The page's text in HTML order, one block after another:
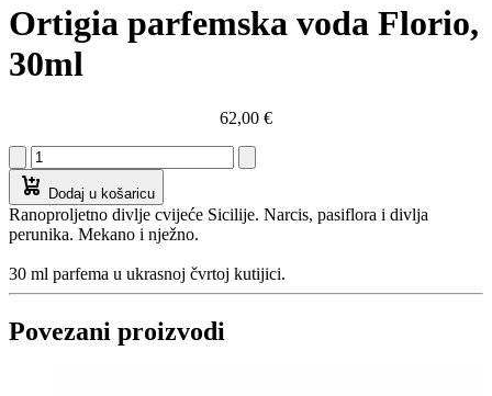
Ortigia parfemska voda Florio,
30ml
62,00 €
Dodaj u košaricu
Ranoproljetno divlje cvijeće Sicilije. Narcis, pasiflora i divlja
perunika. Mekano i nježno.
30 ml parfema u ukrasnoj čvrtoj kutijici.
Povezani proizvodi